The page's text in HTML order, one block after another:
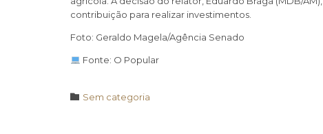
contribuição para realizar investimentos.
Foto: Geraldo Magela/Agência Senado
Fonte: O Popular
 Category
Sem categoria